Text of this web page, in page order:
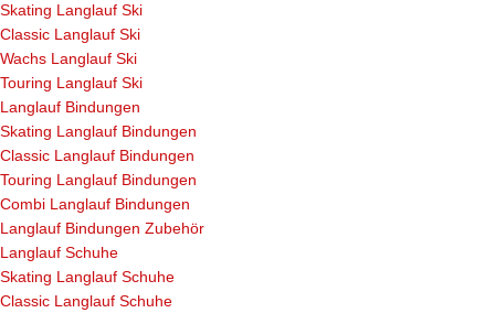
Skating Langlauf Ski
Classic Langlauf Ski
Wachs Langlauf Ski
Touring Langlauf Ski
Langlauf Bindungen
Skating Langlauf Bindungen
Classic Langlauf Bindungen
Touring Langlauf Bindungen
Combi Langlauf Bindungen
Langlauf Bindungen Zubehör
Langlauf Schuhe
Skating Langlauf Schuhe
Classic Langlauf Schuhe